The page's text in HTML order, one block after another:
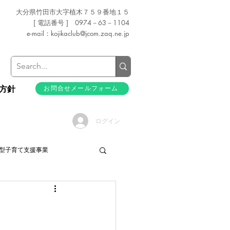
大分県竹田市大字植木７５９番地１５
[ 電話番号 ] 0974－63－1104
e-mail： kojikaclub@jcom.zaq.ne.jp
針 お問合せメールフォーム
子育て支援事業
ログイン